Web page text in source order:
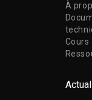
À
Cours